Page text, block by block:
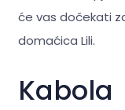
će vas dočekati
domaćica Lili.
Kabola